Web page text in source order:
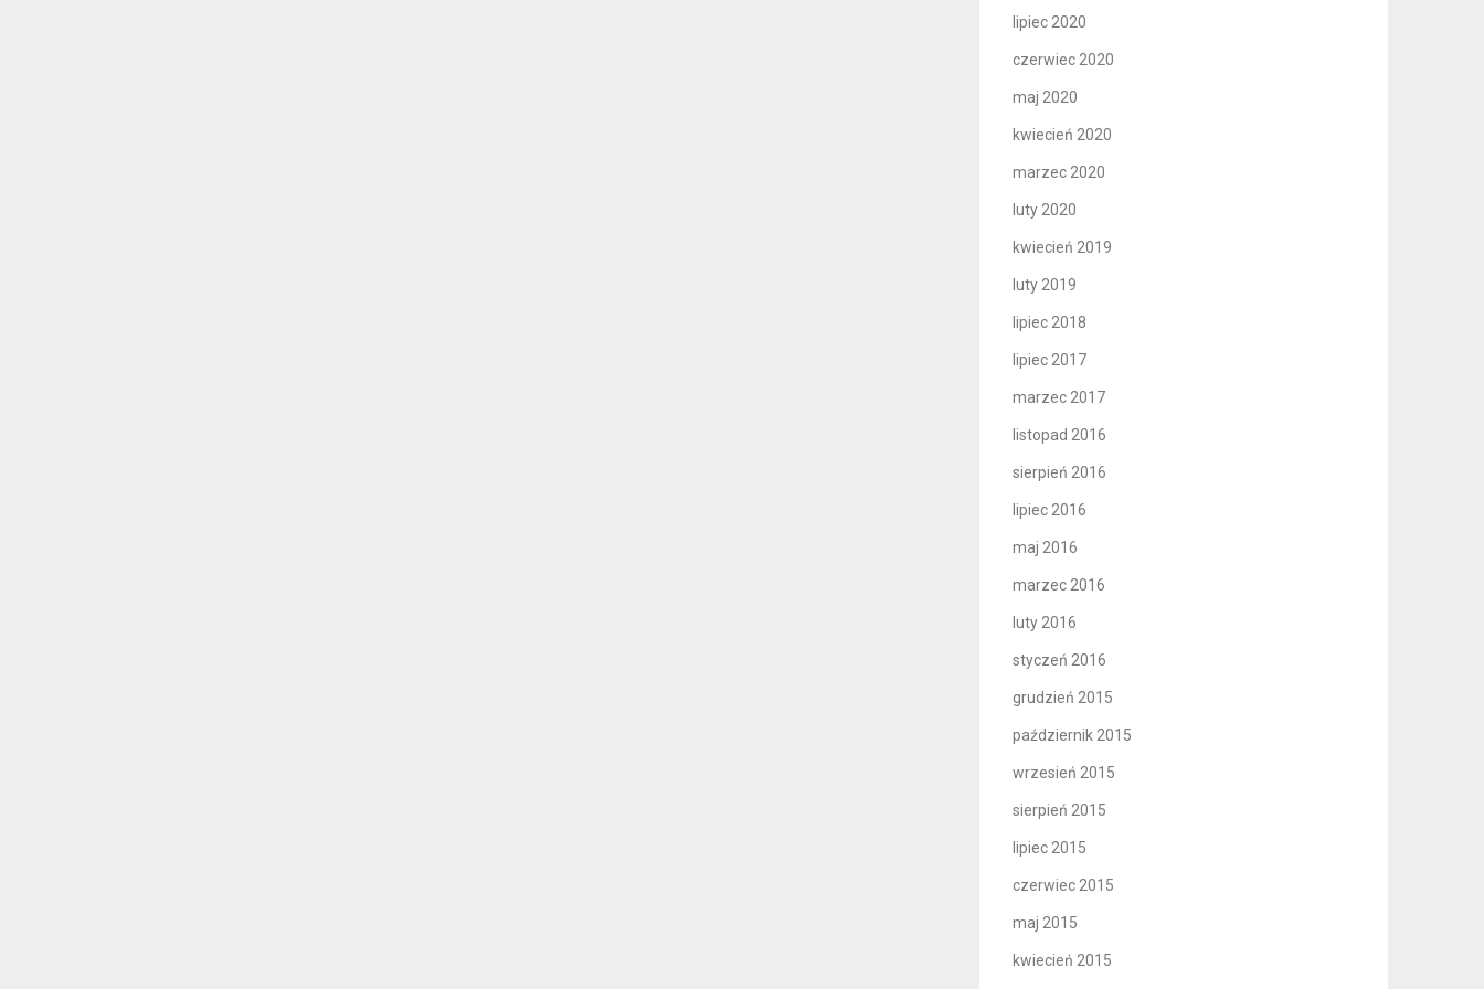
lipiec 2020
czerwiec 2020
maj 2020
kwiecień 2020
marzec 2020
luty 2020
kwiecień 2019
luty 2019
lipiec 2018
lipiec 2017
marzec 2017
listopad 2016
sierpień 2016
lipiec 2016
maj 2016
marzec 2016
luty 2016
styczeń 2016
grudzień 2015
październik 2015
wrzesień 2015
sierpień 2015
lipiec 2015
czerwiec 2015
maj 2015
kwiecień 2015